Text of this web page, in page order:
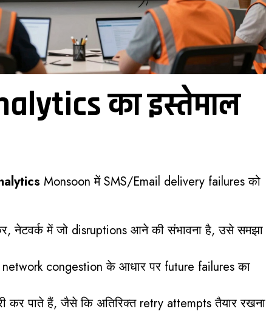
का इस्तेमाल
Monsoon में SMS/Email delivery failures को
नेटवर्क में जो disruptions आने की संभावना है, उसे समझा
congestion के आधार पर future failures का
कर पाते हैं, जैसे कि अतिरिक्त retry attempts तैयार रखना